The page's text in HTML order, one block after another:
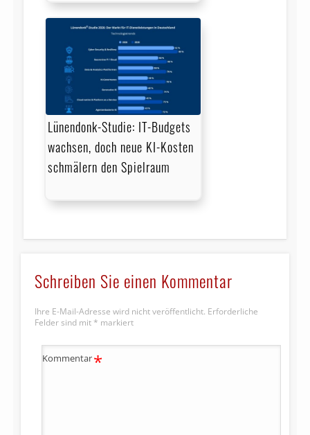
Lünendonk-Studie: IT-Budgets
wachsen, doch neue KI-Kosten
schmälern den Spielraum
Schreiben Sie einen Kommentar
Ihre E-Mail-Adresse wird nicht veröffentlicht. Erforderliche
Felder sind mit * markiert
Kommentar*